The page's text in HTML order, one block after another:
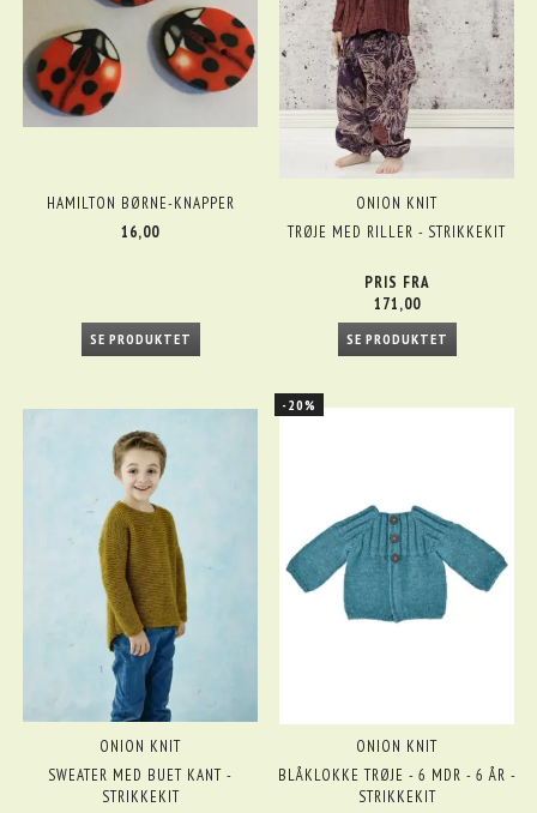
HAMILTON BØRNE-KNAPPER
16,00
SE PRODUKTET
ONION KNIT
TRØJE MED RILLER - STRIKKEKIT
PRIS FRA
171,00
SE PRODUKTET
ONION KNIT
SWEATER MED BUET KANT -
STRIKKEKIT
-20%
ONION KNIT
BLÅKLOKKE TRØJE - 6 MDR - 6 ÅR -
STRIKKEKIT